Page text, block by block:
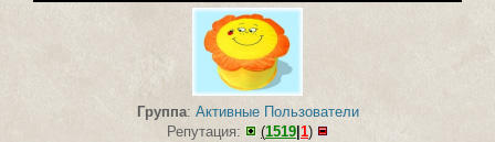
Группа: Активные Пользователи
Репутация:
(1519 1)